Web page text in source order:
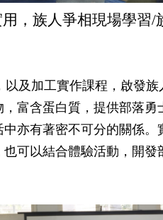
，族人爭相現場學習/
及加工實作課程，啟發
富含蛋白質，提供部落勇
亦有著密不可分的關係
可以結合體驗活動，開發